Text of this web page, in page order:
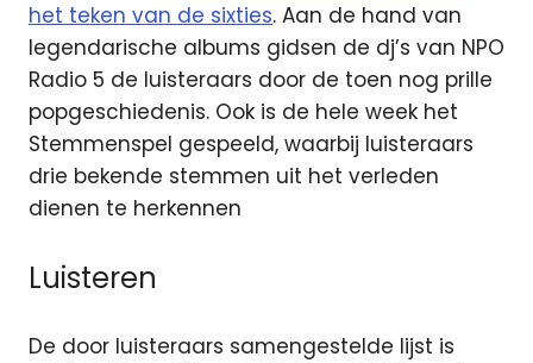
het teken van de sixties. Aan de hand van
legendarische albums gidsen de dj’s van NPO
Radio 5 de luisteraars door de toen nog prille
popgeschiedenis. Ook is de hele week het
Stemmenspel gespeeld, waarbij luisteraars
drie bekende stemmen uit het verleden
dienen te herkennen
Luisteren
De door luisteraars samengestelde lijst is